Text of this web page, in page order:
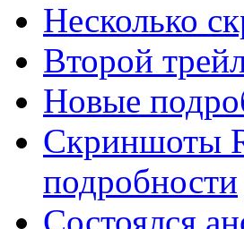
Несколько
Второй
Новые
Скриншоты
подробности